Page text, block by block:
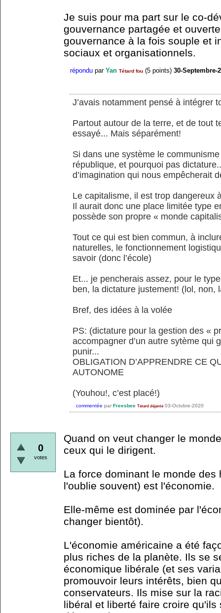
Je suis pour ma part sur le co-
gouvernance partagée et
gouvernance à la fois souple et
sociaux et organisationnels.
répondu par Yan Tétard fou (5 points) 30-Septembre-
J’avais notamment pensé à intégrer
Partout autour de la terre, et de tout
essayé... Mais séparément!
Si dans une système le
république, et pourquoi pas
d’imagination qui nous empêcherait
Le capitalisme, il est trop dangereux
Il aurait donc une place limitée type
possède son propre « monde
Tout ce qui est bien commun, à
naturelles, le fonctionnement
savoir (donc l’école)
Et... je pencherais assez, pour le
ben, la dictature justement! (lol, non,
Bref, des idées à la volée
PS: (dictature pour la gestion des «
accompagner d’un autre sytème qui
punir...
OBLIGATION D’APPRENDRE CE
AUTONOME
(Youhou!, c’est placé!)
commentée par Freesbee Tétard déjanté 03-Octobre-2020
0
votes
Quand on veut changer le
ceux qui le dirigent.
La force dominant le monde
l'oublie souvent) est l'économie.
Elle-même est dominée par
changer bientôt).
L'économie américaine a été
plus riches de la planète. Ils se
économique libérale (et ses
promouvoir leurs intérêts, bien
conservateurs. Ils mise sur la
libéral et liberté faire croire